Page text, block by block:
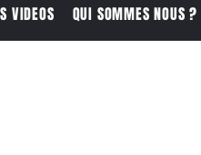
VIDEOS QUI SOMMES NOUS ?